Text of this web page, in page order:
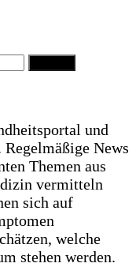
und
News
Themen aus
vermitteln
sich auf
welche
stehen werden.